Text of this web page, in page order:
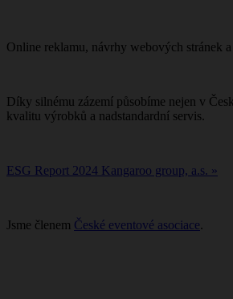
Online reklamu, návrhy webových stránek
Díky silnému zázemí působíme nejen v
kvalitu výrobků a nadstandardní servis.
ESG Report 2024 Kangaroo group, a.s. »
Jsme členem České eventové asociace.